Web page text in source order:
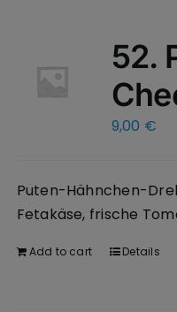
52.
9,00 €
Puten-Hähnchen-
Fetakäse, frische
Add to cart Details